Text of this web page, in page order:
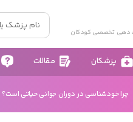
دهی تخصصی کودکان
پزشکان مقالات
چرا خودشناسی در دوران جوانی حیاتی است؟